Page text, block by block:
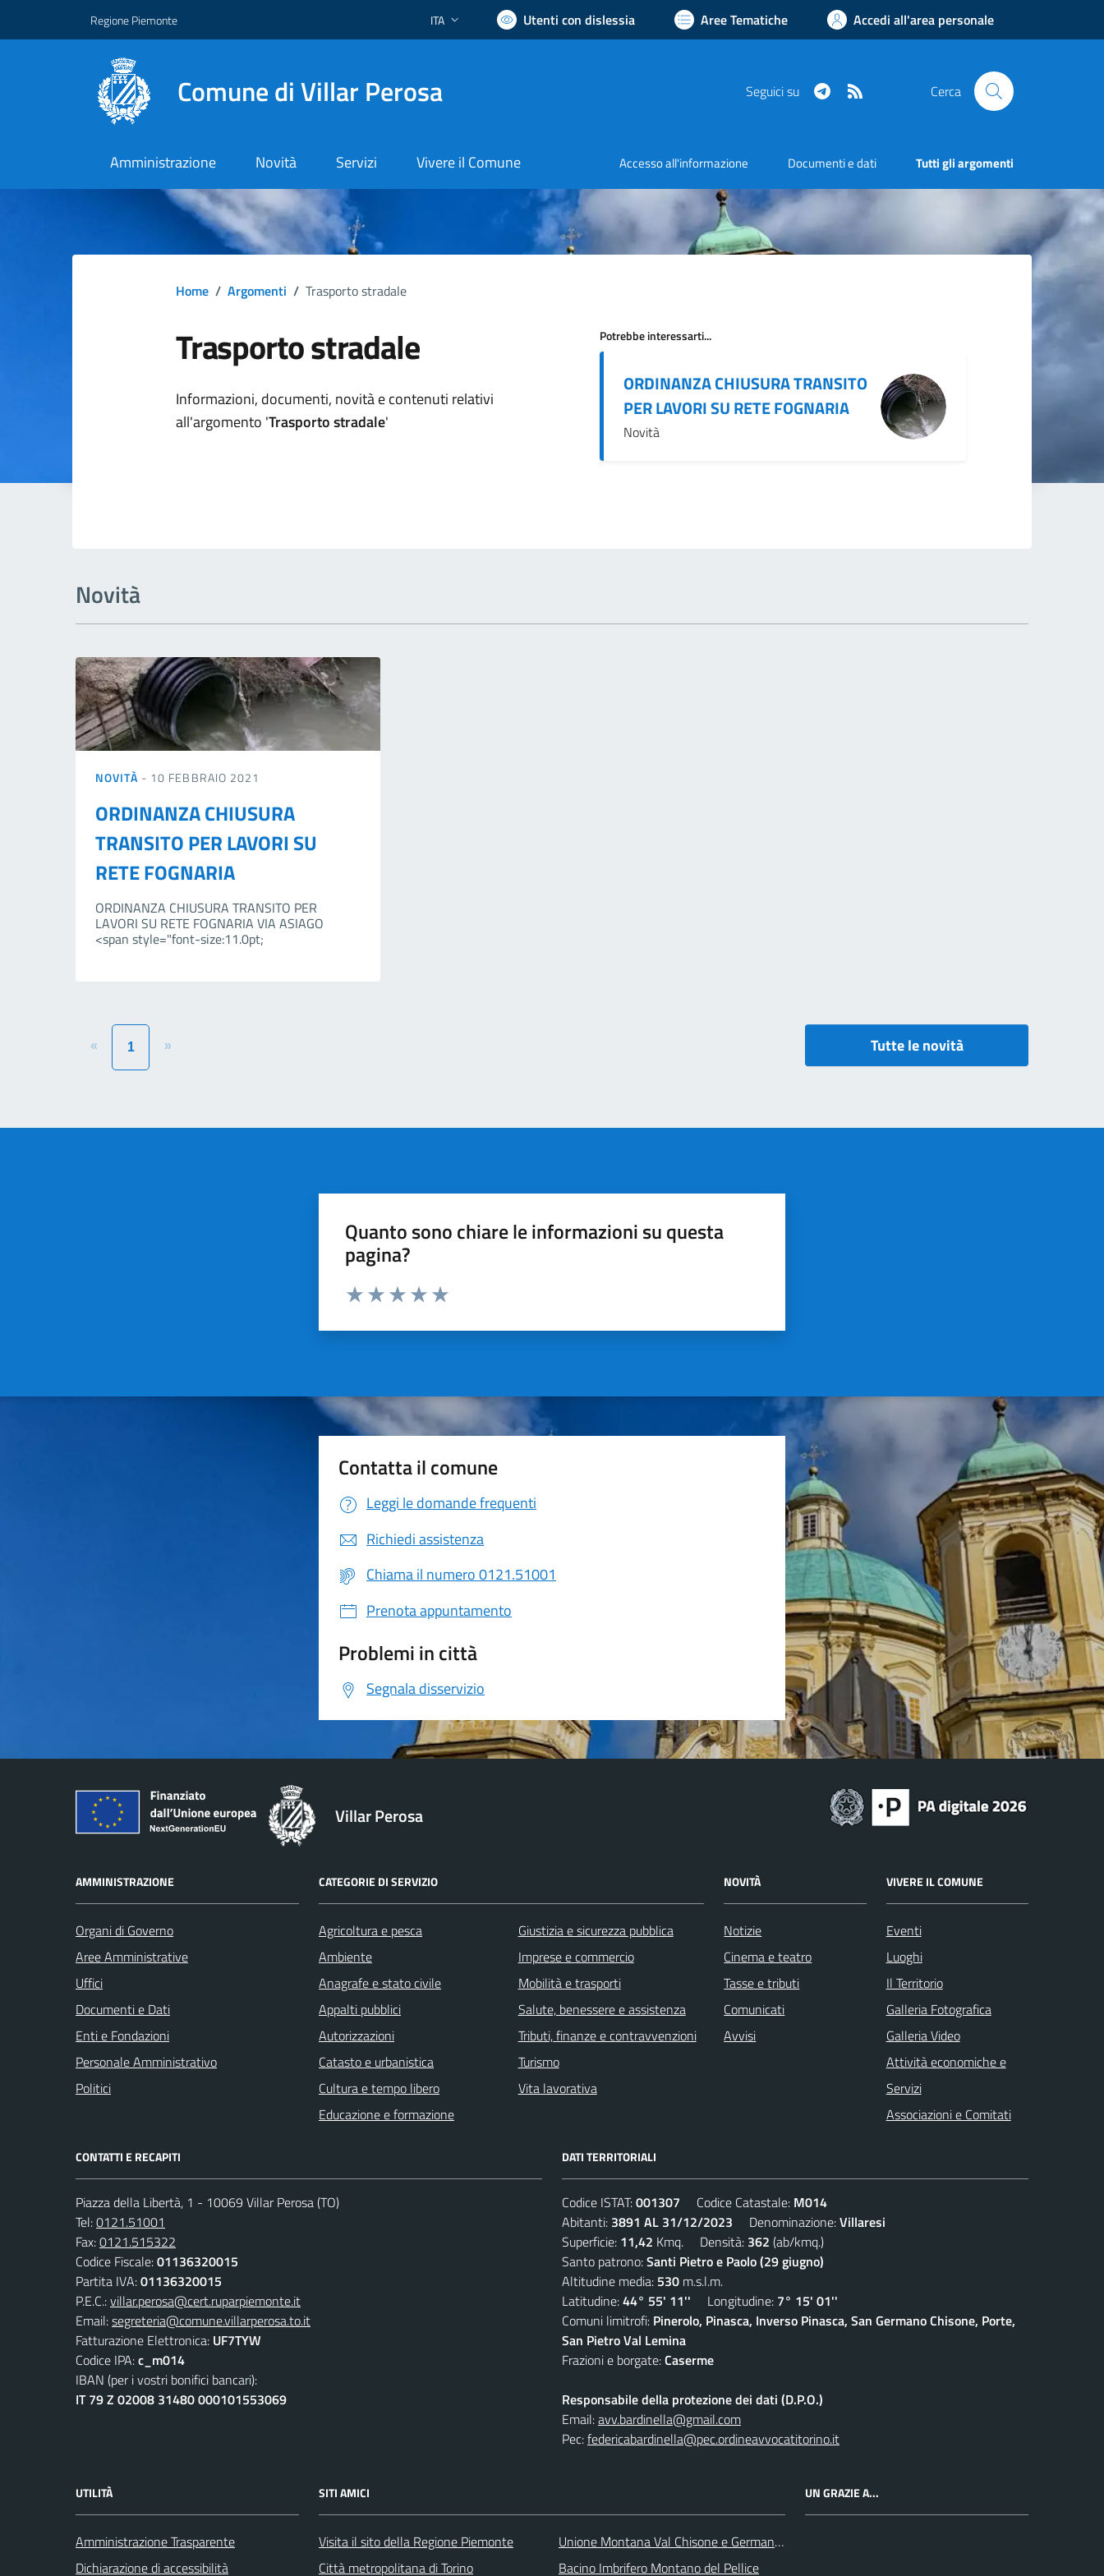
Regione Piemonte Lingua attiva:
ITA Utenti con dislessia Aree Tematiche Accedi all'area personale
Comune di Villar Perosa Seguici su Telegram Cerca
Amministrazione Novità Servizi Vivere il Comune Accesso all'informazione Documenti e dati Tutti gli argomenti
Home / Argomenti / Trasporto stradale
Trasporto stradale
Dettagli argomento
Informazioni, documenti, novità e contenuti relativi
all'argomento 'Trasporto stradale'
Potrebbe interessarti...
ORDINANZA CHIUSURA TRANSITO
PER LAVORI SU RETE FOGNARIA
Novità
Novità
NOVITÀ - 10 FEBBRAIO 2021
ORDINANZA CHIUSURA
TRANSITO PER LAVORI SU
RETE FOGNARIA
ORDINANZA CHIUSURA TRANSITO PER
LAVORI SU RETE FOGNARIA VIA ASIAGO
<span style="font-size:11.0pt;
« 1 » Tutte le novità
Quanto sono chiare le informazioni su questa
pagina?
Valuta da 1 a 5 stelle la pagina
Contatta il comune
Leggi le domande frequenti
Richiedi assistenza
Chiama il numero 0121.51001
Prenota appuntamento
Problemi in città
Segnala disservizio
Villar Perosa
AMMINISTRAZIONE
Organi di Governo
Aree Amministrative
Uffici
Documenti e Dati
Enti e Fondazioni
Personale Amministrativo
Politici
CATEGORIE DI SERVIZIO
Agricoltura e pesca
Ambiente
Anagrafe e stato civile
Appalti pubblici
Autorizzazioni
Catasto e urbanistica
Cultura e tempo libero
Educazione e formazione
Giustizia e sicurezza pubblica
Imprese e commercio
Mobilità e trasporti
Salute, benessere e assistenza
Tributi, finanze e contravvenzioni
Turismo
Vita lavorativa
NOVITÀ
Notizie
Cinema e teatro
Tasse e tributi
Comunicati
Avvisi
VIVERE IL COMUNE
Eventi
Luoghi
Il Territorio
Galleria Fotografica
Galleria Video
Attività economiche e
Servizi
Associazioni e Comitati
CONTATTI E RECAPITI
Piazza della Libertà, 1 - 10069 Villar Perosa (TO)
Tel:0121.51001
Fax:0121.515322
Codice Fiscale:01136320015
Partita IVA:01136320015
P.E.C.:villar.perosa@cert.ruparpiemonte.it
Email:segreteria@comune.villarperosa.to.it
Fatturazione Elettronica: UF7TYW
Codice IPA:c_m014
IBAN (per i vostri bonifici bancari):
IT 79 Z 02008 31480 000101553069
DATI TERRITORIALI
Codice ISTAT:001307 Codice Catastale: M014
Abitanti: 3891 AL 31/12/2023 Denominazione:Villaresi
Superficie: 11,42 Kmq. Densità: 362 (ab/kmq.)
Santo patrono:Santi Pietro e Paolo (29 giugno)
Altitudine media: 530 m.s.l.m.
Latitudine:44° 55' 11'' Longitudine: 7° 15' 01''
Comuni limitrofi: Pinerolo, Pinasca, Inverso Pinasca, San Germano Chisone, Porte,
San Pietro Val Lemina
Frazioni e borgate:Caserme
Responsabile della protezione dei dati (D.P.O.)
Email:avv.bardinella@gmail.com
Pec:federicabardinella@pec.ordineavvocatitorino.it
UTILITÀ
Amministrazione Trasparente
Dichiarazione di accessibilità
SITI AMICI
Visita il sito della Regione Piemonte
Città metropolitana di Torino
Unione Montana Val Chisone e Germanasca
Bacino Imbrifero Montano del Pellice
UN GRAZIE A...